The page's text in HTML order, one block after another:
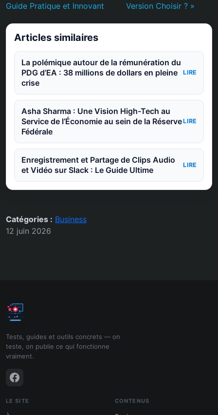
Guide Pratique et Innovant
Version Choisir ? »
Articles similaires
La polémique autour de la rémunération du
PDG d’EA : 38 millions de dollars en pleine
crise
LIRE
Asha Sharma : Une Vision High-Tech au
Service de l’Économie au sein de la Réserve
Fédérale
LIRE
Enregistrement et Partage de Clips Audio
et Vidéo sur Slack : Le Guide Ultime
LIRE
Catégories : Business
12 juin 2026
Tests, guides et outils concrets — on
teste, on publie ce qui fonctionne
vraiment.
LE SITE CONTENUS